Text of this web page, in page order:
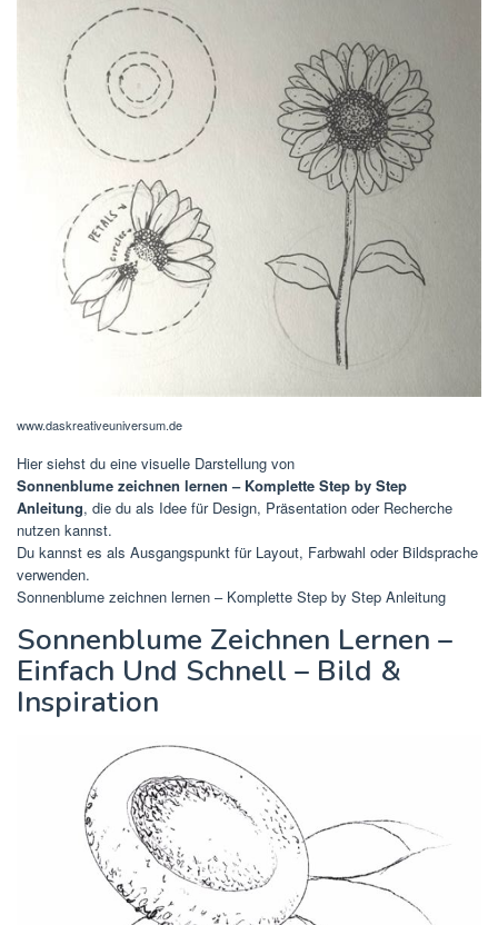
www.daskreativeuniversum.de
Hier siehst du eine visuelle Darstellung von
Sonnenblume zeichnen lernen – Komplette Step by Step
Anleitung, die du als Idee für Design, Präsentation oder Recherche
nutzen kannst.
Du kannst es als Ausgangspunkt für Layout, Farbwahl oder Bildsprache
verwenden.
Sonnenblume zeichnen lernen – Komplette Step by Step Anleitung
Sonnenblume Zeichnen Lernen –
Einfach Und Schnell – Bild &
Inspiration